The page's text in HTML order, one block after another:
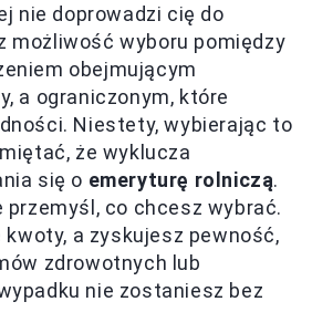
nie doprowadzi cię do
możliwość wyboru pomiędzy
obejmującym
a ograniczonym, które
Niestety, wybierając to
że wyklucza
się o emeryturę rolniczą.
przemyśl, co chcesz wybrać.
kwoty, a zyskujesz pewność,
zdrowotnych lub
nie zostaniesz bez